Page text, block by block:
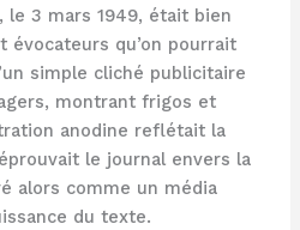
le 3 mars 1949, était bien
qu’on pourrait
simple cliché publicitaire
montrant frigos et
anodine reflétait la
le journal envers la
alors comme un média
du texte.